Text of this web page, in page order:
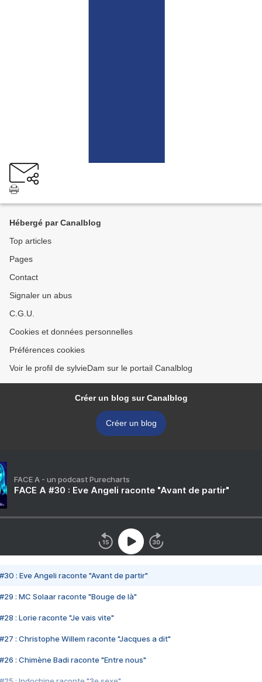
Hébergé par Canalblog
Top articles
Pages
Contact
Signaler un abus
C.G.U.
Cookies et données personnelles
Préférences cookies
Voir le profil de sylvieDam sur le portail Canalblog
Créer un blog sur Canalblog
Créer un blog
FACE A - un podcast Purecharts
FACE A #30 : Eve Angeli raconte "Avant de partir"
#30 : Eve Angeli raconte "Avant de partir"
#29 : MC Solaar raconte "Bouge de là"
#28 : Lorie raconte "Je vais vite"
#27 : Christophe Willem raconte "Jacques a dit"
#26 : Chimène Badi raconte "Entre nous"